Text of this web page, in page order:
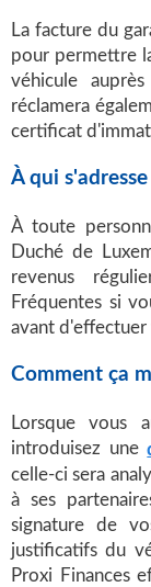
La facture du
pour permettre
véhicule
réclamera
certificat
À qui
À toute
Duché de
revenus
Fréquentes si
avant
Comment ça
Lorsque vous
introduisez une
celle-ci sera
à ses
signature de
justificatifs du
Proxi Finances